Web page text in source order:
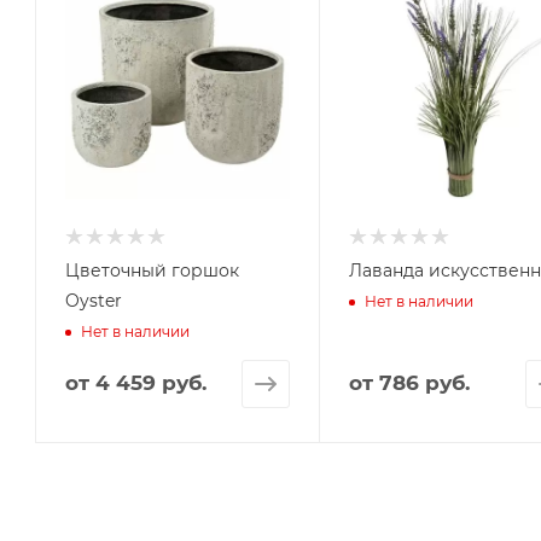
Цветочный горшок
Oyster
Нет в наличии
от 4 459 руб.
Лаванда
Нет в наличии
от 786 руб.